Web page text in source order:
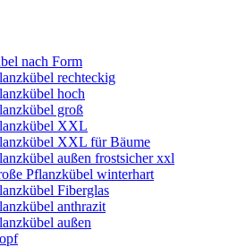
nach Form
rechteckig
hoch
groß
XXL
XXL für Bäume
außen frostsicher xxl
Pflanzkübel winterhart
Fiberglas
anthrazit
außen